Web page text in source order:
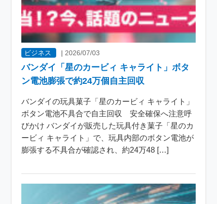
ビジネス | 2026/07/03
バンダイ「星のカービィ キャライト」ボタ
ン電池膨張で約24万個自主回収
バンダイの玩具菓子「星のカービィ キャライト」
ボタン電池不具合で自主回収 安全確保へ注意呼
びかけ バンダイが販売した玩具付き菓子「星のカ
ービィ キャライト」で、玩具内部のボタン電池が
膨張する不具合が確認され、約24万48 […]